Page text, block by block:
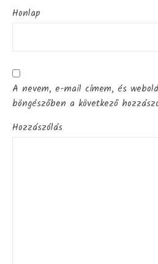
Honlap
A nevem, e-mail címem, és
böngészőben a következő
Hozzászólás